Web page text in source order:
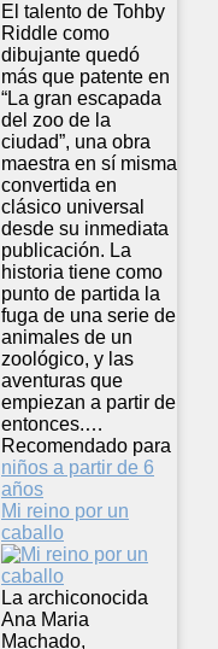
El talento de Tohby
Riddle como
dibujante quedó
más que patente en
“La gran escapada
del zoo de la
ciudad”, una obra
maestra en sí misma
convertida en
clásico universal
desde su inmediata
publicación. La
historia tiene como
punto de partida la
fuga de una serie de
animales de un
zoológico, y las
aventuras que
empiezan a partir de
entonces.…
Recomendado para
niños a partir de 6
años
Mi reino por un
caballo
La archiconocida
Ana Maria
Machado,